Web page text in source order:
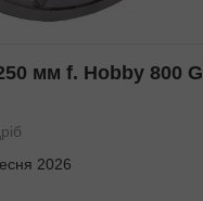
мм f. Hobby 800 G
2026